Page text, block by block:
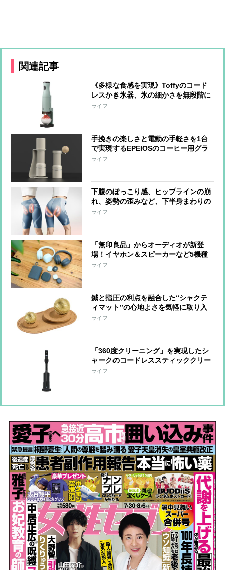
関連記事
《多様な食感を実現》Toffyのコード
レスかき氷器、氷の細かさを無段階に
調整可能 冷製パスタ、そうめん、サ
ライフ
手挽きの楽しさと電動の手軽さを1台
で実現するEPEIOSのコーヒー用グラ
インダー『Essence Duo』 世界一の
ライフ
下腹のぽっこり感、ヒップラインの崩
れ、姿勢の歪みなど、下半身まわりの
悩みに、はくだけでアプローチするシ
ライフ
「無印良品」からオーディオが新登
場！イヤホン＆スピーカーなど5機種
をひと足先に体験
ライフ
鍼と指圧の利点を融合した“シャクテ
ィマット”の心地よさを気軽に取り入
れられる『ワンダーボール セット』
ライフ
「360度クリーニング」を実現したシ
ャークのコードレススティッククリー
ナー 強い吸引力とヘッドの密着性で
ライフ